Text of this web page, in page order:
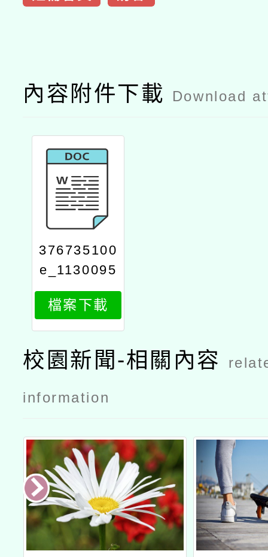
內容附件下載 Download
376735100
e_1130095
667_attach
1
檔案下載
校園新聞-相關內容
information